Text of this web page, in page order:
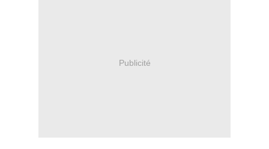
Publicité